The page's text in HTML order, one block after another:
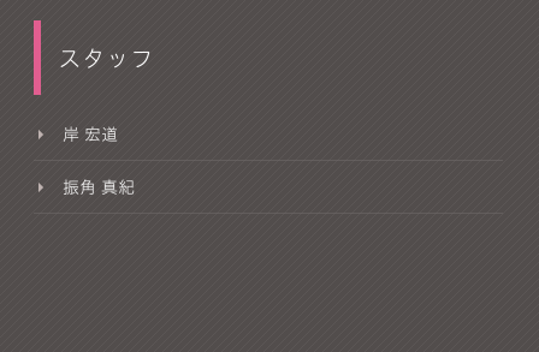
スタッフ
岸 宏道
振角 真紀